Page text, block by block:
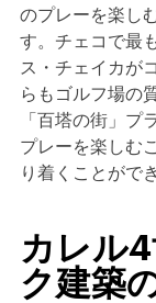
のプレーを楽し
す。チェコで最
ス・チェイカが
らもゴルフ場の
「百塔の街」
プレーを楽しむ
り着くことがで
カレル
ク建築